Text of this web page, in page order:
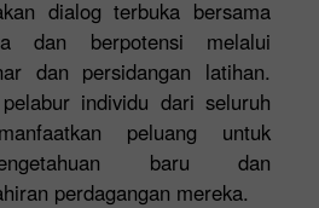
dialog terbuka bersama
dan berpotensi melalui
dan persidangan latihan.
individu dari seluruh
peluang untuk
baru dan
perdagangan mereka.